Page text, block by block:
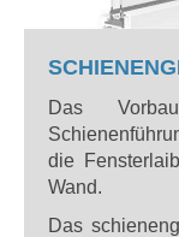
Das
die
Wand.
Das